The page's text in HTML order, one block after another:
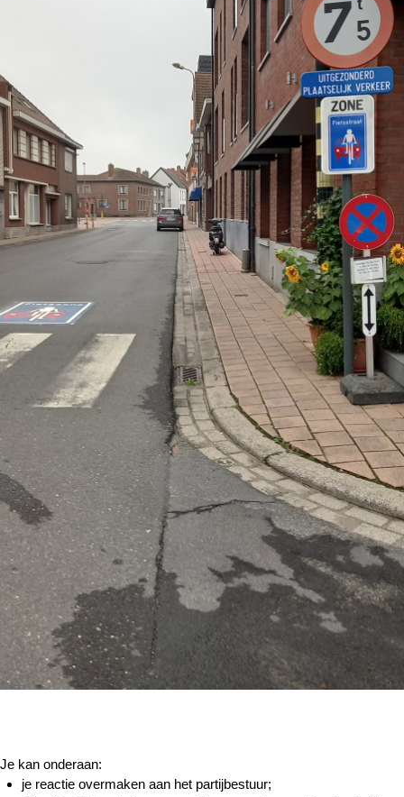
Je kan onderaan:
je reactie overmaken aan het partijbestuur;